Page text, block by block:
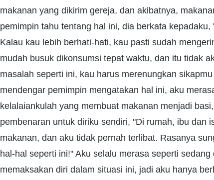
makanan yang dikirim gereja, dan akibatnya,
pemimpin tahu tentang hal ini, dia berkata
Kalau kau lebih berhati-hati, kau pasti sudah
mudah busuk dikonsumsi tepat waktu, dan itu tidak
masalah seperti ini, kau harus merenungkan
mendengar pemimpin mengatakan hal ini, aku
kelalaiankulah yang membuat makanan menjadi
pembenaran untuk diriku sendiri, "Di rumah, ibu dan
makanan, dan aku tidak pernah terlibat. Rasanya
hal-hal seperti ini!" Aku selalu merasa seperti
memaksakan diri dalam situasi ini, jadi aku hanya